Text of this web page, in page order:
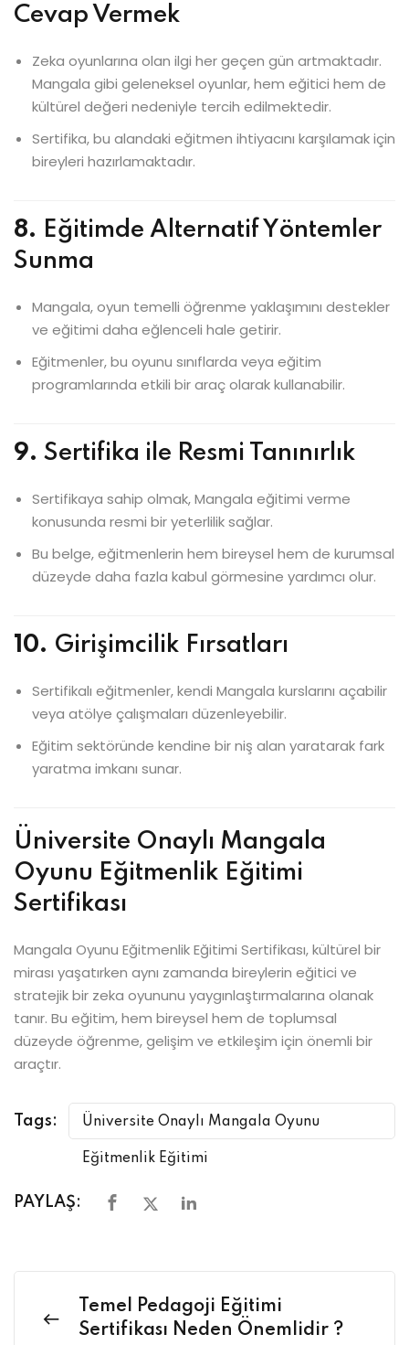
Cevap Vermek
Zeka oyunlarına olan ilgi her geçen gün artmaktadır.
Mangala gibi geleneksel oyunlar, hem eğitici hem de
kültürel değeri nedeniyle tercih edilmektedir.
Sertifika, bu alandaki eğitmen ihtiyacını karşılamak için
bireyleri hazırlamaktadır.
8. Eğitimde Alternatif Yöntemler
Sunma
Mangala, oyun temelli öğrenme yaklaşımını destekler
ve eğitimi daha eğlenceli hale getirir.
Eğitmenler, bu oyunu sınıflarda veya eğitim
programlarında etkili bir araç olarak kullanabilir.
9. Sertifika ile Resmi Tanınırlık
Sertifikaya sahip olmak, Mangala eğitimi verme
konusunda resmi bir yeterlilik sağlar.
Bu belge, eğitmenlerin hem bireysel hem de kurumsal
düzeyde daha fazla kabul görmesine yardımcı olur.
10. Girişimcilik Fırsatları
Sertifikalı eğitmenler, kendi Mangala kurslarını açabilir
veya atölye çalışmaları düzenleyebilir.
Eğitim sektöründe kendine bir niş alan yaratarak fark
yaratma imkanı sunar.
Üniversite Onaylı Mangala
Oyunu Eğitmenlik Eğitimi
Sertifikası
Mangala Oyunu Eğitmenlik Eğitimi Sertifikası, kültürel bir
mirası yaşatırken aynı zamanda bireylerin eğitici ve
stratejik bir zeka oyununu yaygınlaştırmalarına olanak
tanır. Bu eğitim, hem bireysel hem de toplumsal
düzeyde öğrenme, gelişim ve etkileşim için önemli bir
araçtır.
Tags: Üniversite Onaylı Mangala Oyunu
Eğitmenlik Eğitimi
PAYLAŞ:
Temel Pedagoji Eğitimi
Sertifikası Neden Önemlidir ?